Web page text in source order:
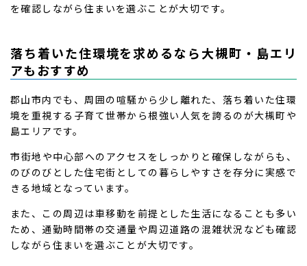
を確認しながら住まいを選ぶことが大切です。
落ち着いた住環境を求めるなら大槻町・島エリ
アもおすすめ
郡山市内でも、周囲の喧騒から少し離れた、落ち着いた住環
境を重視する子育て世帯から根強い人気を誇るのが大槻町や
島エリアです。
市街地や中心部へのアクセスをしっかりと確保しながらも、
のびのびとした住宅街としての暮らしやすさを存分に実感で
きる地域となっています。
また、この周辺は車移動を前提とした生活になることも多い
ため、通勤時間帯の交通量や周辺道路の混雑状況なども確認
しながら住まいを選ぶことが大切です。